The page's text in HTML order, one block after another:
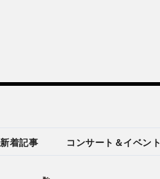
新着記事 コンサート＆イベント